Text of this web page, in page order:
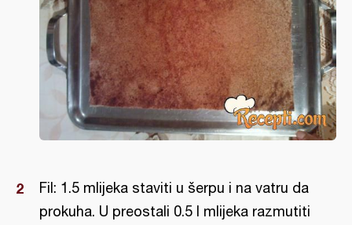
Fil: 1.5 mlijeka staviti u šerpu i na vatru da
prokuha. U preostali 0.5 l mlijeka razmutiti